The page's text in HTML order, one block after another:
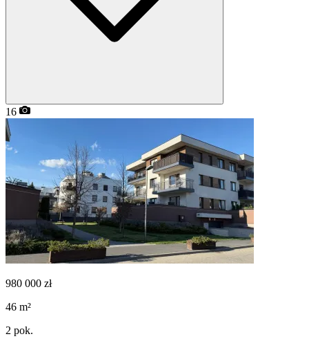
16
980 000 zł
46 m²
2 pok.